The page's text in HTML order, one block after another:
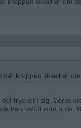
kroppen skvallrar om
trycker i sig. Deras
han heltid som polis.